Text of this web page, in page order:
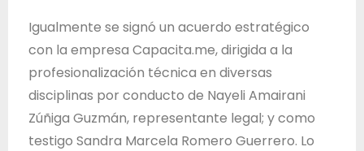
Igualmente se signó un acuerdo estratégico
con la empresa Capacita.me, dirigida a la
profesionalización técnica en diversas
disciplinas por conducto de Nayeli Amairani
Zúñiga Guzmán, representante legal; y como
testigo Sandra Marcela Romero Guerrero. Lo